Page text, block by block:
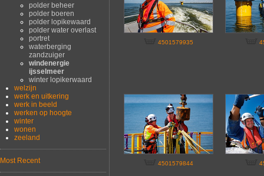
polder beheer
polder boeren
polder lopikewaard
polder water overlast
portret
waterberging
zandzuiger
windenergie
ijsselmeer
winter lopikerwaard
welzijn
werk en uitkering
werk in beeld
werken op hoogte
winter
wonen
zeeland
Most Recent
4501579935
4501579844